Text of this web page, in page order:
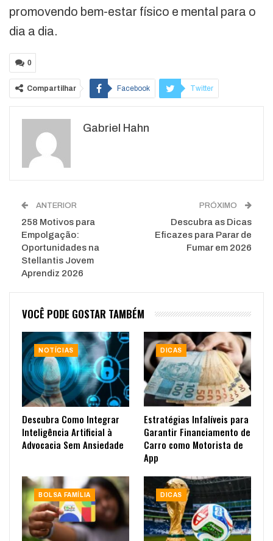
promovendo bem-estar físico e mental para o
dia a dia.
0
Compartilhar Facebook Twitter
WhatsApp
Gabriel Hahn
ANTERIOR
258 Motivos para
Empolgação:
Oportunidades na
Stellantis Jovem
Aprendiz 2026
PRÓXIMO
Descubra as Dicas
Eficazes para Parar de
Fumar em 2026
VOCÊ PODE GOSTAR TAMBÉM
NOTÍCIAS
Descubra Como Integrar
Inteligência Artificial à
Advocacia Sem Ansiedade
DICAS
Estratégias Infalíveis para
Garantir Financiamento de
Carro como Motorista de
App
BOLSA FAMÍLIA DICAS